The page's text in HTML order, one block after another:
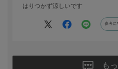
はりつかず涼しいです
参考に
も